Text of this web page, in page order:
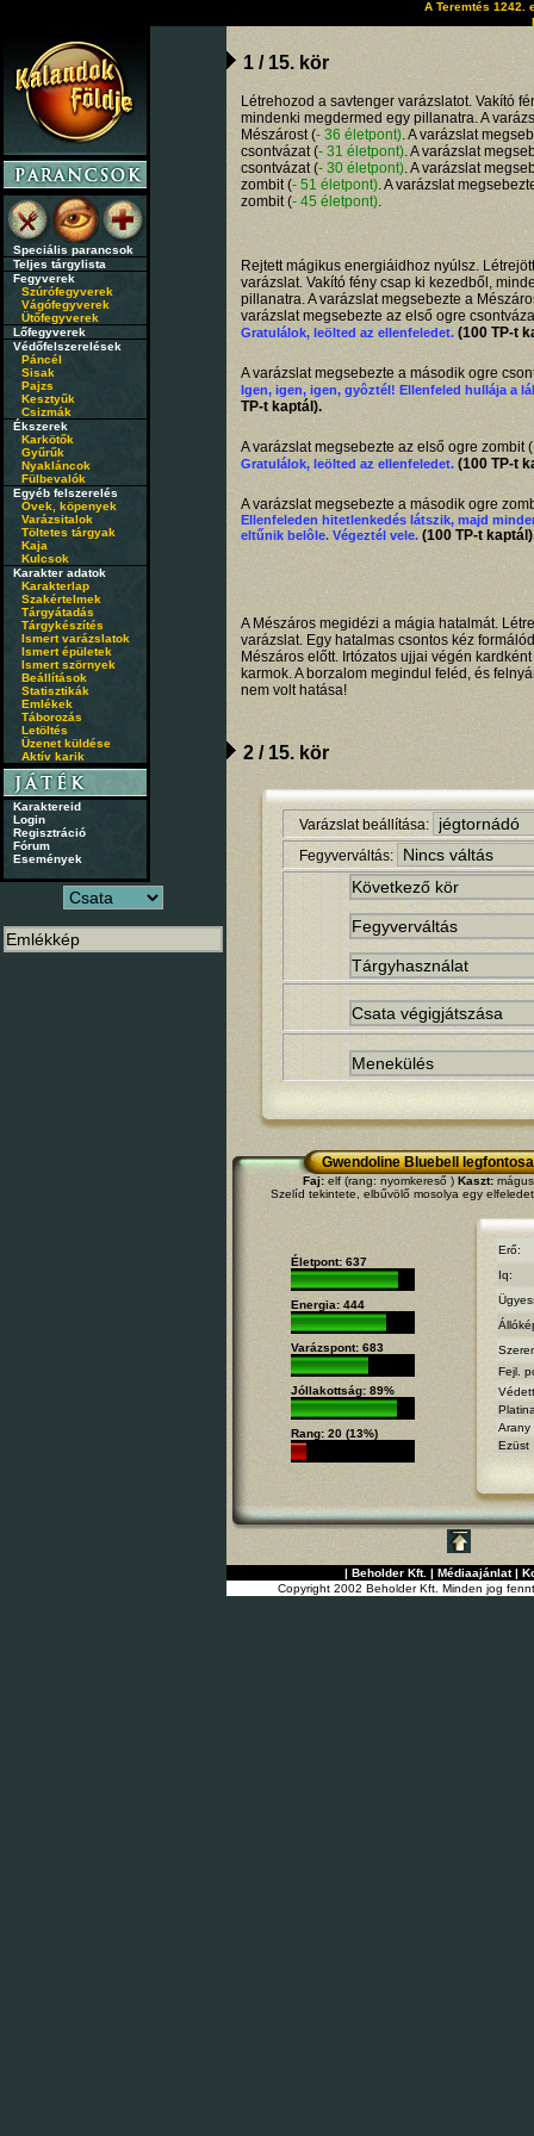
A Teremtés 1242.
Speciális parancsok
Teljes tárgylista
Fegyverek
Szúrófegyverek
Vágófegyverek
Ütőfegyverek
Lőfegyverek
Védőfelszerelések
Páncél
Sisak
Pajzs
Kesztyűk
Csizmák
Ékszerek
Karkötők
Gyűrűk
Nyakláncok
Fülbevalók
Egyéb felszerelés
Övek, köpenyek
Varázsitalok
Töltetes tárgyak
Kaja
Kulcsok
Karakter adatok
Karakterlap
Szakértelmek
Tárgyátadás
Tárgykészítés
Ismert varázslatok
Ismert épületek
Ismert szörnyek
Beállítások
Statisztikák
Emlékek
Táborozás
Letöltés
Üzenet küldése
Aktív karik
Karaktereid
Login
Regisztráció
Fórum
Események
1 / 15. kör
Létrehozod a savtenger varázslatot. Vakító
mindenki megdermed egy pillanatra. A
Mészárost (- 36 életpont). A varázslat
csontvázat (- 31 életpont). A varázslat
csontvázat (- 30 életpont). A varázslat
zombit (- 51 életpont). A varázslat
zombit (- 45 életpont).
Rejtett mágikus energiáidhoz nyúlsz.
varázslat. Vakító fény csap ki kezedből,
pillanatra. A varázslat megsebezte a
varázslat megsebezte az első ogre
Gratulálok, leölted az ellenfeledet. (100 TP-t
A varázslat megsebezte a második ogre
Igen, igen, igen, gyôztél! Ellenfeled hullája a
TP-t kaptál).
A varázslat megsebezte az első ogre zombit (
Gratulálok, leölted az ellenfeledet. (100 TP-t
A varázslat megsebezte a második ogre
Ellenfeleden hitetlenkedés látszik, majd
eltűnik belôle. Végeztél vele. (100 TP-t
A Mészáros megidézi a mágia hatalmát.
varázslat. Egy hatalmas csontos kéz
Mészáros előtt. Irtózatos ujjai végén
karmok. A borzalom megindul feléd, és
nem volt hatása!
2 / 15. kör
Varázslat beállítása:
Fegyverváltás:
Gwendoline Bluebell
Faj:elf (rang: nyomkereső ) Kaszt:mágus
Szelíd tekintete, elbűvölő mosolya egy
Életpont: 637
Energia: 444
Varázspont: 683
Jóllakottság: 89%
Rang: 20 (13%)
Erő:
Iq:
Fejl.
Arany
Ezüst
| Beholder Kft. | Médiaajánlat|
Copyright 2002 Beholder Kft. Minden jog